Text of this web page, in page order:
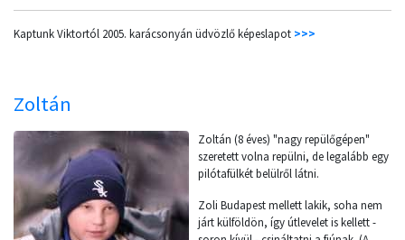
Kaptunk Viktortól 2005. karácsonyán üdvözlő képeslapot >>>
Zoltán
Zoltán (8 éves) "nagy repülőgépen"
szeretett volna repülni, de legalább egy
pilótafülkét belülről látni.
Zoli Budapest mellett lakik, soha nem
járt külföldön, így útlevelet is kellett -